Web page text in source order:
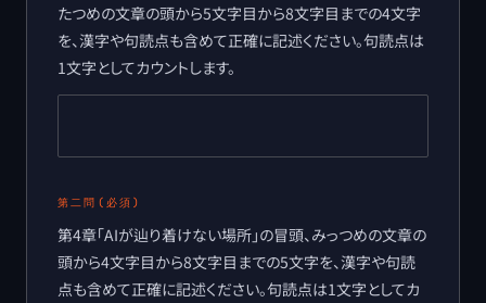
たつめの文章の頭から5文字目から8文字目までの4文字
を、漢字や句読点も含めて正確に記述ください。句読点は
1文字としてカウントします。
第二問 (必須)
第4章「AIが辿り着けない場所」の冒頭、みっつめの文章の
頭から4文字目から8文字目までの5文字を、漢字や句読
点も含めて正確に記述ください。句読点は1文字としてカ